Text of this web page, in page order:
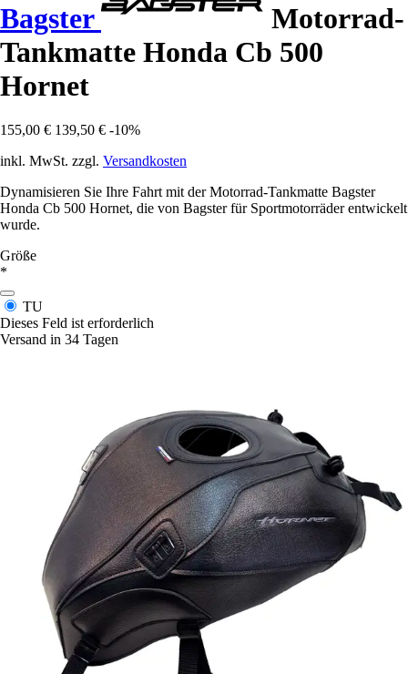
Bagster
Motorrad-
Tankmatte Honda Cb 500
Hornet
155,00 € 139,50 € -10%
inkl. MwSt. zzgl. Versandkosten
Dynamisieren Sie Ihre Fahrt mit der Motorrad-Tankmatte Bagster
Honda Cb 500 Hornet, die von Bagster für Sportmotorräder entwickelt
wurde.
Größe
*
TU
Dieses Feld ist erforderlich
Versand in 34 Tagen